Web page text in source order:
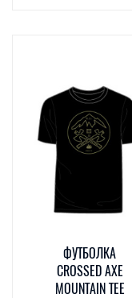
ФУТБОЛКА
CROSSED AXE
MOUNTAIN TEE